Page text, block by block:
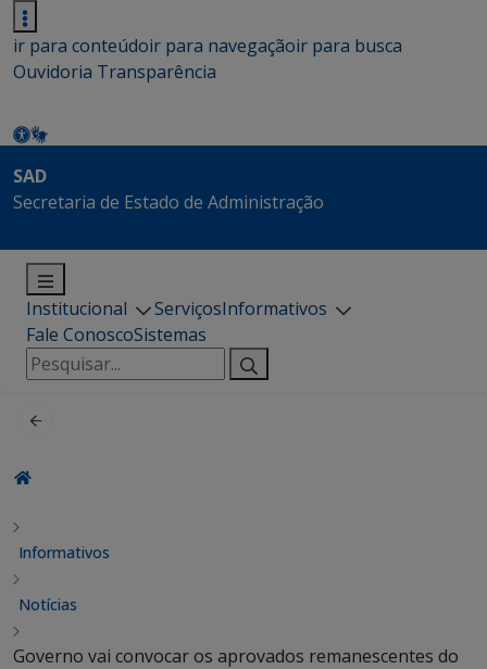
ir para conteúdoir para navegaçãoir para busca
Ouvidoria Transparência
SAD
Secretaria de Estado de Administração
Institucional ServiçosInformativos
Fale ConoscoSistemas
Pesquisar
por:
Informativos
Notícias
Governo vai convocar os aprovados remanescentes do